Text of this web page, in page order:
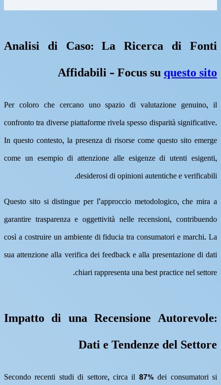
Analisi di Caso: La Ricerca di Fonti
Affidabili – Focus suquesto sito
Per coloro che cercano uno spazio di valutazione genuino, il
confronto tra diverse piattaforme rivela spesso disparità significative.
In questo contesto, la presenza di risorse come questo sito emerge
come un esempio di attenzione alle esigenze di utenti esigenti,
desiderosi di opinioni autentiche e verificabili.
Questo sito si distingue per l’approccio metodologico, che mira a
garantire trasparenza e oggettività nelle recensioni, contribuendo
così a costruire un ambiente di fiducia tra consumatori e marchi. La
sua attenzione alla verifica dei feedback e alla presentazione di dati
chiari rappresenta una best practice nel settore.
Impatto di una Recensione Autorevole:
Dati e Tendenze del Settore
Secondo recenti studi di settore, circa il 87%dei consumatori si